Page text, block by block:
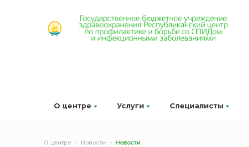
О центре Услуги Специалисты
О центре Новости Новости